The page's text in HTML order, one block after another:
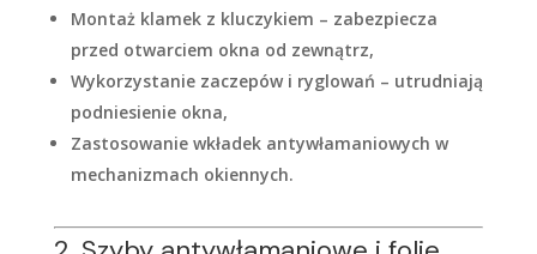
Montaż klamek z kluczykiem – zabezpiecza
przed otwarciem okna od zewnątrz,
Wykorzystanie zaczepów i ryglowań – utrudniają
podniesienie okna,
Zastosowanie wkładek antywłamaniowych w
mechanizmach okiennych.